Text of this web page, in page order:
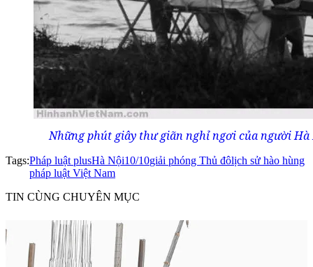
Những phút giây thư giãn nghỉ ngơi của người
Tags:Pháp luật plusHà Nội10/10giải phóng Thủ đôlịch sử hào hùng
pháp luật Việt Nam
TIN CÙNG CHUYÊN MỤC